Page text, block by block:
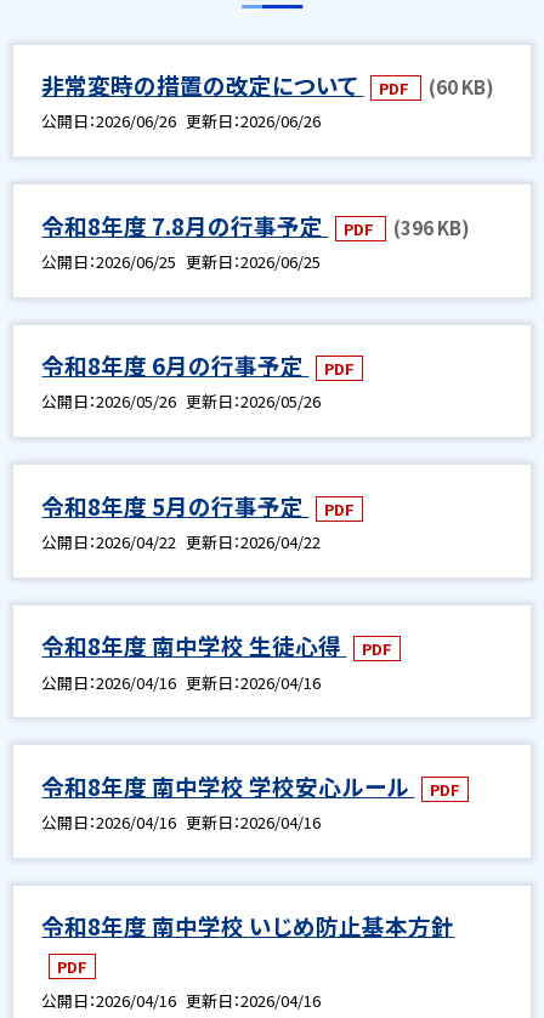
非常変時の措置の改定について PDF (60 KB)
公開日 2026/06/26 更新日 2026/06/26
令和8年度 7.8月の行事予定 PDF (396 KB)
公開日 2026/06/25 更新日 2026/06/25
令和8年度 6月の行事予定
PDF
公開日 2026/05/26 更新日 2026/05/26
令和8年度 5月の行事予定
PDF
公開日 2026/04/22 更新日 2026/04/22
令和8年度 南中学校 生徒心得
PDF
公開日 2026/04/16 更新日 2026/04/16
令和8年度 南中学校 学校安心ルール
PDF
公開日 2026/04/16 更新日 2026/04/16
令和8年度 南中学校 いじめ防止基本方針
PDF
公開日 2026/04/16 更新日 2026/04/16